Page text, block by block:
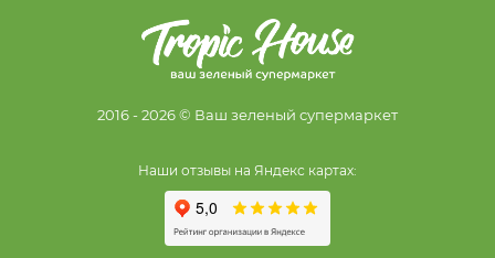
2016 - 2026 © Ваш зеленый супермаркет
Наши отзывы на Яндекс картах: